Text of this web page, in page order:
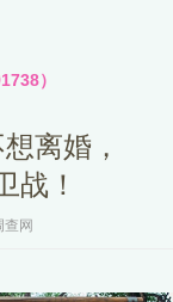
）
离婚，
战！
网